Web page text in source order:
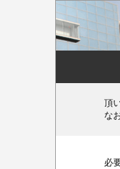
頂
な
必